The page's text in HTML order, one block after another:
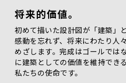
将来的価値。
初めて描いた設計図が「建築」
感動を忘れず、将来にわたり人
めざします。完成はゴールでは
に建築としての価値を維持でき
私たちの使命です。